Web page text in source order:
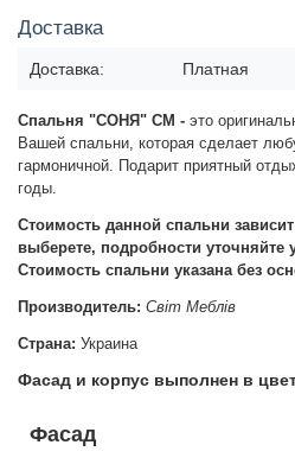
Доставка
Доставка: Платная
Спальня "СОНЯ" СМ - это
Вашей спальни, которая сделает
гармоничной. Подарит приятный
годы.
Стоимость данной спальни
выберете, подробности уточняйте
Стоимость спальни указана без
Производитель: Світ Меблів
Страна: Украина
Фасад и корпус выполнен в
Фасад